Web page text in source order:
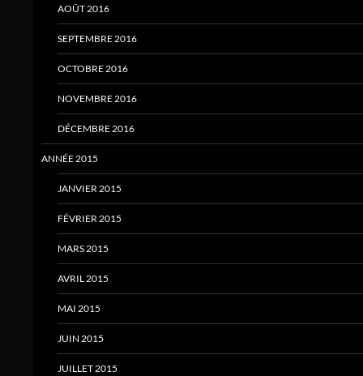
AOÛT 2016
SEPTEMBRE 2016
OCTOBRE 2016
NOVEMBRE 2016
DÉCEMBRE 2016
ANNÉE 2015
JANVIER 2015
FÉVRIER 2015
MARS 2015
AVRIL 2015
MAI 2015
JUIN 2015
JUILLET 2015